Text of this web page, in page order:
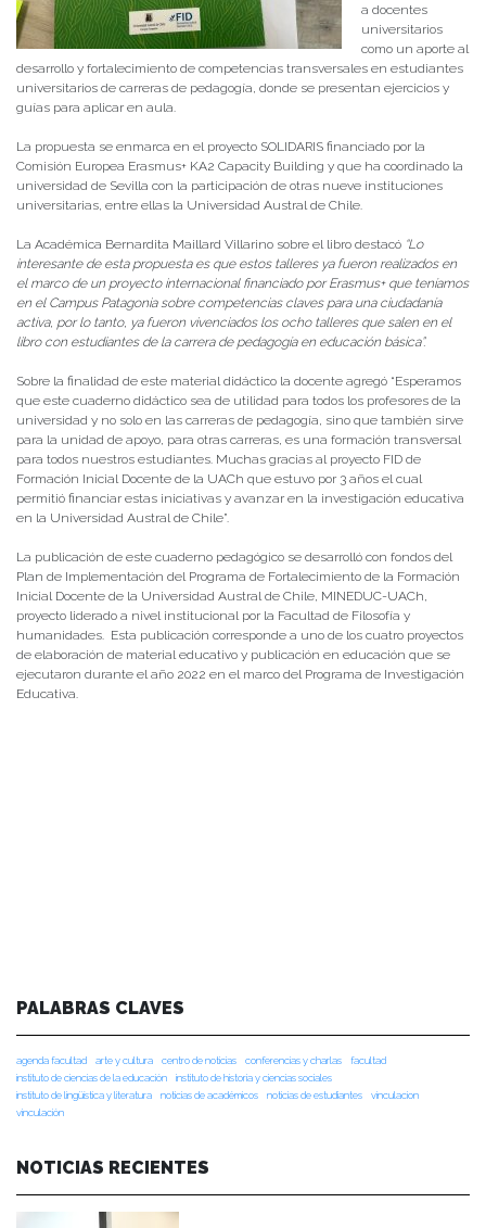
a docentes
universitarios
como un aporte al
desarrollo y fortalecimiento de competencias transversales en estudiantes
universitarios de carreras de pedagogía, donde se presentan ejercicios y
guías para aplicar en aula.
La propuesta se enmarca en el proyecto SOLIDARIS financiado por la
Comisión Europea Erasmus+ KA2 Capacity Building y que ha coordinado la
universidad de Sevilla con la participación de otras nueve instituciones
universitarias, entre ellas la Universidad Austral de Chile.
La Académica Bernardita Maillard Villarino sobre el libro destacó “Lo
interesante de esta propuesta es que estos talleres ya fueron realizados en
el marco de un proyecto internacional financiado por Erasmus+ que teníamos
en el Campus Patagonia sobre competencias claves para una ciudadanía
activa, por lo tanto, ya fueron vivenciados los ocho talleres que salen en el
libro con estudiantes de la carrera de pedagogía en educación básica”.
Sobre la finalidad de este material didáctico la docente agregó “Esperamos
que este cuaderno didáctico sea de utilidad para todos los profesores de la
universidad y no solo en las carreras de pedagogía, sino que también sirve
para la unidad de apoyo, para otras carreras, es una formación transversal
para todos nuestros estudiantes. Muchas gracias al proyecto FID de
Formación Inicial Docente de la UACh que estuvo por 3 años el cual
permitió financiar estas iniciativas y avanzar en la investigación educativa
en la Universidad Austral de Chile”.
La publicación de este cuaderno pedagógico se desarrolló con fondos del
Plan de Implementación del Programa de Fortalecimiento de la Formación
Inicial Docente de la Universidad Austral de Chile, MINEDUC-UACh,
proyecto liderado a nivel institucional por la Facultad de Filosofía y
humanidades. Esta publicación corresponde a uno de los cuatro proyectos
de elaboración de material educativo y publicación en educación que se
ejecutaron durante el año 2022 en el marco del Programa de Investigación
Educativa.
PALABRAS CLAVES
agenda facultad arte y cultura centro de noticias conferencias y charlas
facultad
instituto de ciencias de la educación
instituto de historia y ciencias sociales
instituto de lingüística y literatura
noticias de académicos noticias de estudiantes
vinculacion
vinculación
NOTICIAS RECIENTES